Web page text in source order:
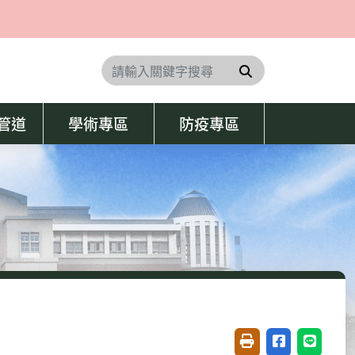
搜尋
道 學術專區 防疫專區
友善列印(開新視窗)
分享至臉書(
分享至